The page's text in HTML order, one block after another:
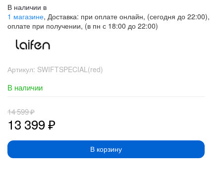
В наличии в
1 магазине, Доставка: при оплате онлайн, (сегодня до 22:00),
оплате при получении, (в пн с 18:00 до 22:00)
Артикул: SWIFTSPECIAL(red)
В наличии
13 399₽
14 599₽
В корзину